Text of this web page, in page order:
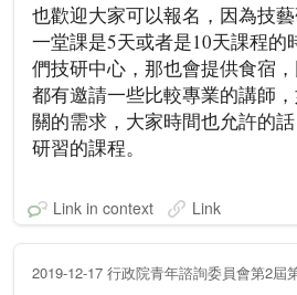
也歡迎大家可以報名，因為技
一堂課是5天或者是10天課程的
們技研中心，那也會提供食宿
都有邀請一些比較專業的講師
關的需求，大家時間也允許的
研習的課程。
Link in context Link
2019-12-17 行政院青年諮詢委員會第2屆